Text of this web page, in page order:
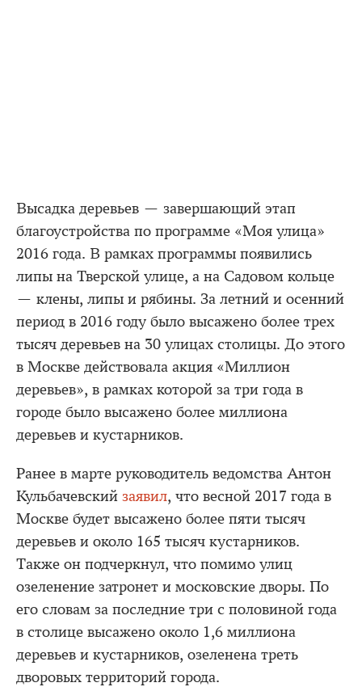
Высадка деревьев — завершающий этап
благоустройства по программе «Моя улица»
2016 года. В рамках программы появились
липы на Тверской улице, а на Садовом кольце
— клены, липы и рябины. За летний и осенний
период в 2016 году было высажено более трех
тысяч деревьев на 30 улицах столицы. До этого
в Москве действовала акция «Миллион
деревьев», в рамках которой за три года в
городе было высажено более миллиона
деревьев и кустарников.
Ранее в марте руководитель ведомства Антон
Кульбачевский заявил, что весной 2017 года в
Москве будет высажено более пяти тысяч
деревьев и около 165 тысяч кустарников.
Также он подчеркнул, что помимо улиц
озеленение затронет и московские дворы. По
его словам за последние три с половиной года
в столице высажено около 1,6 миллиона
деревьев и кустарников, озеленена треть
дворовых территорий города.